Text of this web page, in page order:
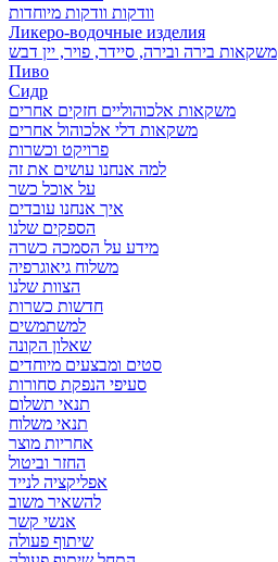
וודקות וודקות מיוחדות
Ликеро-водочные изделия
משקאות בירה ובירה, סיידר, פויר, יין דבש
Пиво
Сидр
משקאות אלכוהוליים חזקים אחרים
משקאות דלי אלכוהול אחרים
פרויקט וכשרות
למה אנחנו עושים את זה
על אוכל כשר
איך אנחנו עובדים
הספקים שלנו
מידע על הסמכה כשרה
משלוח גיאוגרפיה
הצוות שלנו
חדשות כשרות
למשתמשים
שאלון הקונה
סטים ומבצעים מיוחדים
סעיפי הנפקת סחורות
תנאי תשלום
תנאי משלוח
אחריות מוצר
החזר וביטול
אפליקציה לנייד
להשאיר משוב
אנשי קשר
שיתוף פעולה